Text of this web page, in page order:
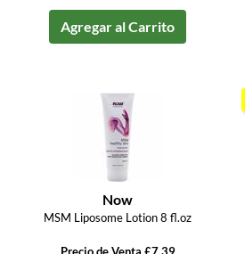
Agregar al Carrito
Now
MSM Liposome Lotion 8 fl.oz